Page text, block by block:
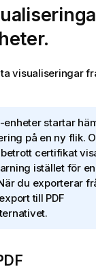
visualiseringar
enheter startar
på en ny flik.
certifikat
istället för
du exporterar
till PDF